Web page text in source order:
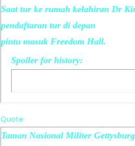
Saat tur ke rumah kelahiran Dr
pendaftaran tur di depan
pintu masuk Freedom Hall.
Spoiler for history:
Quote:
Taman Nasional Militer